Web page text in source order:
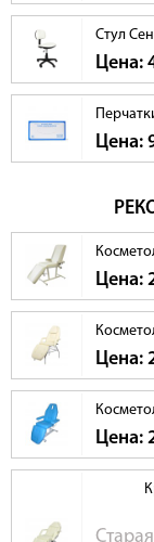
Стул
Цена:
Цена:
Цена:
Цена:
Цена: